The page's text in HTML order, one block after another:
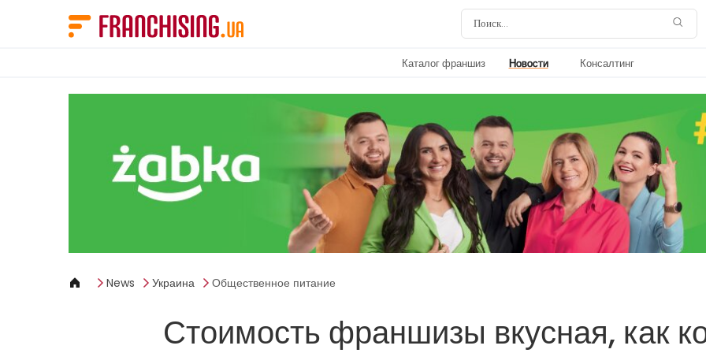
Каталог франшиз Новости Консалтинг
News Украина Общественное питание
Стоимость франшизы вкусная, как